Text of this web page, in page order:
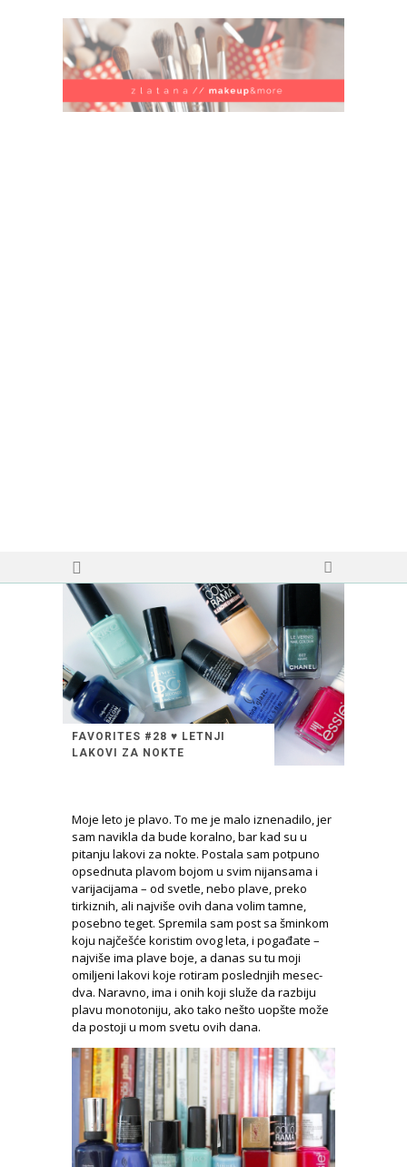
FAVORITES #28 ♥ LETNJI
LAKOVI ZA NOKTE
Moje leto je plavo. To me je malo iznenadilo, jer
sam navikla da bude koralno, bar kad su u
pitanju lakovi za nokte. Postala sam potpuno
opsednuta plavom bojom u svim nijansama i
varijacijama – od svetle, nebo plave, preko
tirkiznih, ali najviše ovih dana volim tamne,
posebno teget. Spremila sam post sa šminkom
koju najčešće koristim ovog leta, i pogađate –
najviše ima plave boje, a danas su tu moji
omiljeni lakovi koje rotiram poslednjih mesec-
dva. Naravno, ima i onih koji služe da razbiju
plavu monotoniju, ako tako nešto uopšte može
da postoji u mom svetu ovih dana.